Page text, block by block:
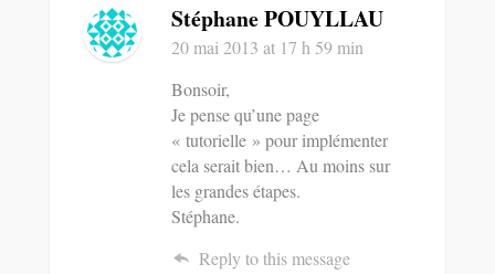
Stéphane POUYLLAU
20 mai 2013 at 17 h 59 min
Bonsoir,
Je pense qu’une page
« tutorielle » pour implémenter
cela serait bien… Au moins sur
les grandes étapes.
Stéphane.
Reply to this message